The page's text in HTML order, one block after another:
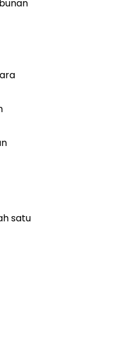
satu